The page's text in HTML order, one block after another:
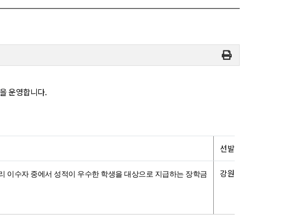
을 운영합니다.
선발 대상
이수자 중에서 성적이 우수한 학생을 대상으로 지급하는 장학금
강원대학교 학생 중 차